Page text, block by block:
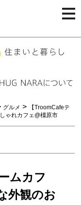
グルメ >
【TroomCafeテ
ゃれカフェ@橿原市
ムカフ
外観のお